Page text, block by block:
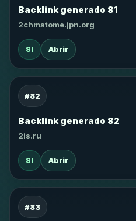
Backlink generado 81
2chmatome.jpn.org
SI Abrir
#82
Backlink generado 82
2is.ru
SI Abrir
#83